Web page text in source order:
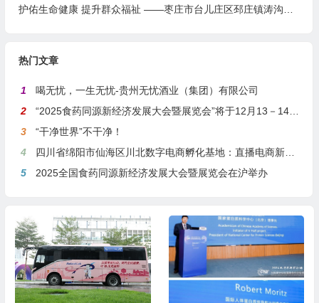
护佑生命健康 提升群众福祉 ——枣庄市台儿庄区邳庄镇涛沟桥村卫生室提档升级纪实
热门文章
1
喝无忧，一生无忧-贵州无忧酒业（集团）有限公司
2
“2025食药同源新经济发展大会暨展览会”将于12月13－14日在沪举行
3
“干净世界”不干净！
4
四川省绵阳市仙海区川北数字电商孵化基地：直播电商新引擎，预计年产值达5亿
5
2025全国食药同源新经济发展大会暨展览会在沪举办